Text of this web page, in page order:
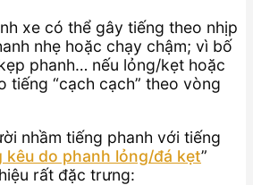
xe có thể gây tiếng theo nhịp
nhẹ hoặc chạy chậm; vì bố
phanh… nếu lỏng/kẹt hoặc
tiếng “cạch cạch” theo vòng
nhầm tiếng phanh với tiếng
kêu do phanh lỏng/đá kẹt”
rất đặc trưng: